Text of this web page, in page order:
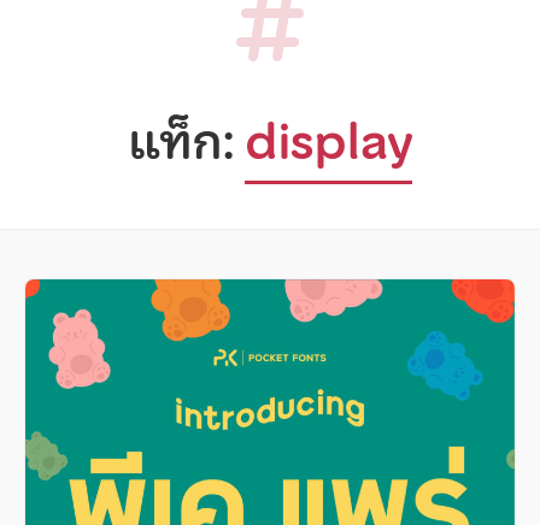
แท็ก:display